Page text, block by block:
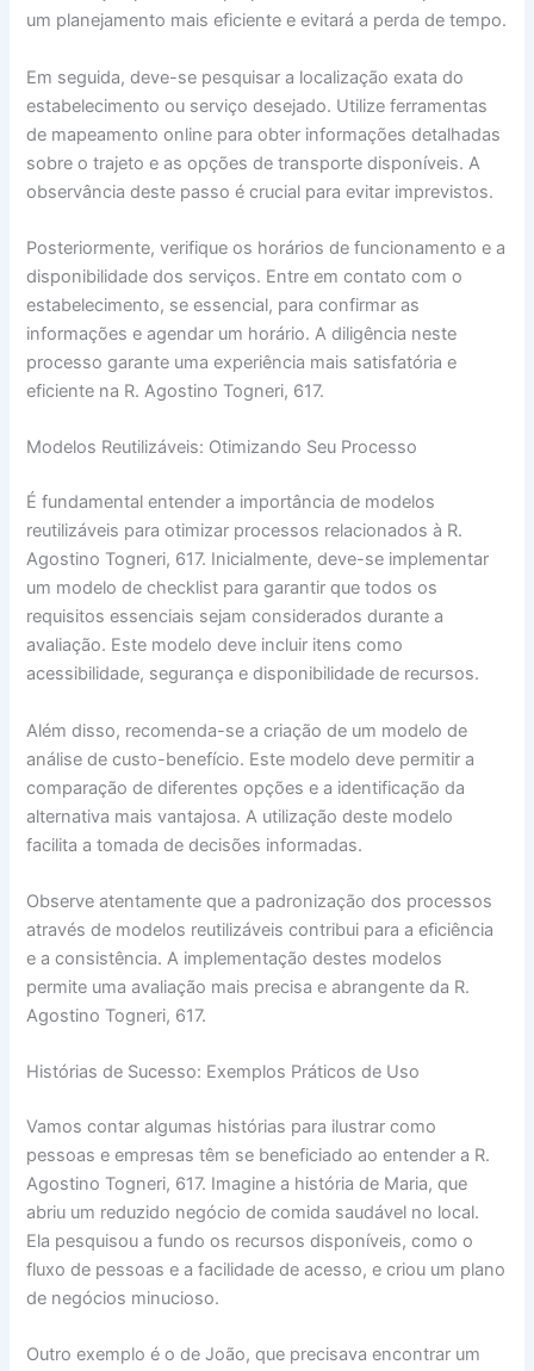
um planejamento mais eficiente e evitará a perda de tempo.
Em seguida, deve-se pesquisar a localização exata do
estabelecimento ou serviço desejado. Utilize ferramentas
de mapeamento online para obter informações detalhadas
sobre o trajeto e as opções de transporte disponíveis. A
observância deste passo é crucial para evitar imprevistos.
Posteriormente, verifique os horários de funcionamento e a
disponibilidade dos serviços. Entre em contato com o
estabelecimento, se essencial, para confirmar as
informações e agendar um horário. A diligência neste
processo garante uma experiência mais satisfatória e
eficiente na R. Agostino Togneri, 617.
Modelos Reutilizáveis: Otimizando Seu Processo
É fundamental entender a importância de modelos
reutilizáveis para otimizar processos relacionados à R.
Agostino Togneri, 617. Inicialmente, deve-se implementar
um modelo de checklist para garantir que todos os
requisitos essenciais sejam considerados durante a
avaliação. Este modelo deve incluir itens como
acessibilidade, segurança e disponibilidade de recursos.
Além disso, recomenda-se a criação de um modelo de
análise de custo-benefício. Este modelo deve permitir a
comparação de diferentes opções e a identificação da
alternativa mais vantajosa. A utilização deste modelo
facilita a tomada de decisões informadas.
Observe atentamente que a padronização dos processos
através de modelos reutilizáveis contribui para a eficiência
e a consistência. A implementação destes modelos
permite uma avaliação mais precisa e abrangente da R.
Agostino Togneri, 617.
Histórias de Sucesso: Exemplos Práticos de Uso
Vamos contar algumas histórias para ilustrar como
pessoas e empresas têm se beneficiado ao entender a R.
Agostino Togneri, 617. Imagine a história de Maria, que
abriu um reduzido negócio de comida saudável no local.
Ela pesquisou a fundo os recursos disponíveis, como o
fluxo de pessoas e a facilidade de acesso, e criou um plano
de negócios minucioso.
Outro exemplo é o de João, que precisava encontrar um